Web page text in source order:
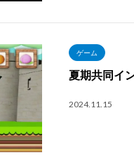
ゲーム
夏期共同イ
2024.11.15